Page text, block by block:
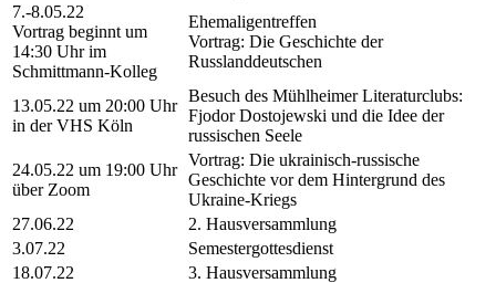
7.-8.05.22
Vortrag beginnt um
14:30 Uhr im
Schmittmann-Kolleg
Ehemaligentreffen
Vortrag: Die Geschichte der
Russlanddeutschen
13.05.22 um 20:00 Uhr
in der VHS Köln
Besuch des Mühlheimer Literaturclubs:
Fjodor Dostojewski und die Idee der
russischen Seele
24.05.22 um 19:00 Uhr
über Zoom
Vortrag: Die ukrainisch-russische
Geschichte vor dem Hintergrund des
Ukraine-Kriegs
27.06.22
2. Hausversammlung
3.07.22
Semestergottesdienst
18.07.22
3. Hausversammlung